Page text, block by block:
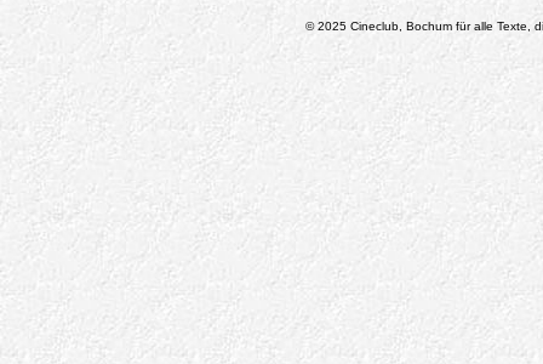
© 2025 Cineclub, Bochum für alle Texte,